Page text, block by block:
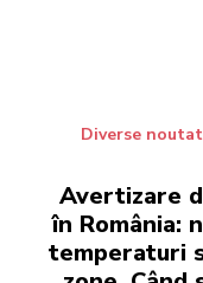
Diverse
Avertizare
în România:
temperaturi